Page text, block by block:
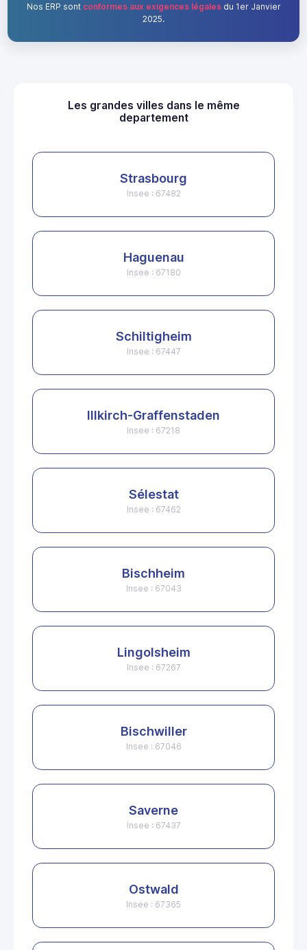
Nos ERP sont conformes aux exigences légalesdu 1er Janvier
2025.
Les grandes villes dans le même
departement
Strasbourg
Insee : 67482
Haguenau
Insee : 67180
Schiltigheim
Insee : 67447
Illkirch-Graffenstaden
Insee : 67218
Sélestat
Insee : 67462
Bischheim
Insee : 67043
Lingolsheim
Insee : 67267
Bischwiller
Insee : 67046
Saverne
Insee : 67437
Ostwald
Insee : 67365